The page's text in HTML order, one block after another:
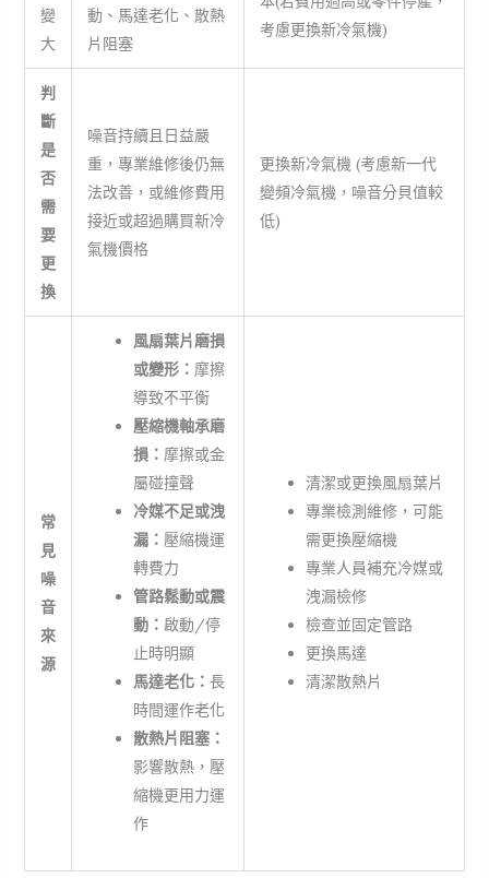
變
大
動、馬達老化、散熱
片阻塞
考慮更換新冷氣機)
判
斷
是
否
需
要
更
換
噪音持續且日益嚴
重，專業維修後仍無
法改善，或維修費用
接近或超過購買新冷
氣機價格
更換新冷氣機 (考慮新一代
變頻冷氣機，噪音分貝值較
低)
常
見
噪
音
來
源
風扇葉片磨損
或變形： 摩擦
導致不平衡
壓縮機軸承磨
損： 摩擦或金
屬碰撞聲
冷媒不足或洩
漏： 壓縮機運
轉費力
管路鬆動或震
動： 啟動/停
止時明顯
馬達老化： 長
時間運作老化
散熱片阻塞：
影響散熱，壓
縮機更用力運
作
清潔或更換風扇葉片
專業檢測維修，可能
需更換壓縮機
專業人員補充冷媒或
洩漏檢修
檢查並固定管路
更換馬達
清潔散熱片